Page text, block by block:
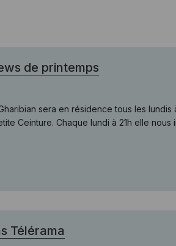
de printemps
sera en résidence tous les lundis
Ceinture. Chaque lundi à 21h elle
Télérama